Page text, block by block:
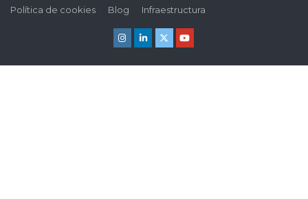
Política de cookies
Blog Infraestructura